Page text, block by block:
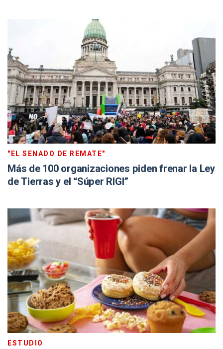
"EL SENADO DE REMATE"
Más de 100 organizaciones piden frenar la Ley
de Tierras y el “Súper RIGI”
ESTUDIO